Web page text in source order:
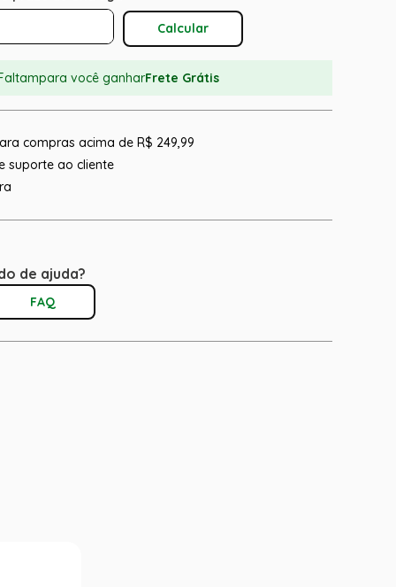
Calcular O Frete
para você ganharFrete Grátis
compras acima de R$ 249,99
suporte ao cliente
de ajuda?
FAQ